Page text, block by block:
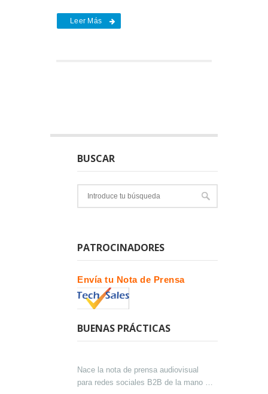
Leer Más
BUSCAR
PATROCINADORES
Envía tu Nota de Prensa
BUENAS PRÁCTICAS
Nace la nota de prensa audiovisual
para redes sociales B2B de la mano de